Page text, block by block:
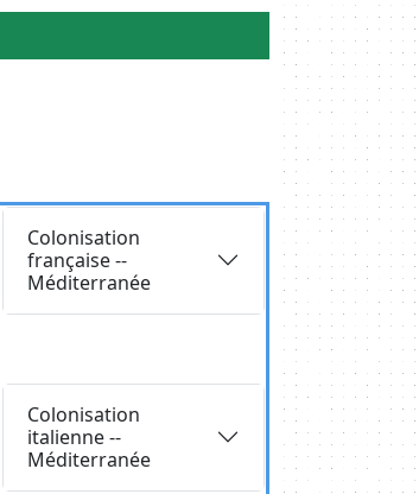
Colonisation
française --
Méditerranée
Colonisation
italienne --
Méditerranée